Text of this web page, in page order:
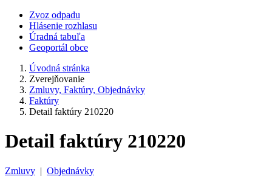
Zvoz odpadu
Hlásenie rozhlasu
Úradná tabuľa
Geoportál obce
Úvodná stránka
Zverejňovanie
Zmluvy, Faktúry, Objednávky
Faktúry
Detail faktúry 210220
Detail faktúry 210220
Zmluvy | Objednávky